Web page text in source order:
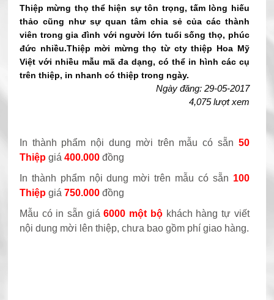
Thiệp mừng thọ thể hiện sự tôn trọng, tấm lòng hiếu
thảo cũng như sự quan tâm chia sẻ của các thành
viên trong gia đình với người lớn tuổi sống thọ, phúc
đức nhiều.Thiệp mời mừng thọ từ cty thiệp Hoa Mỹ
Việt với nhiều mẫu mã đa dạng, có thể in hình các cụ
trên thiệp, in nhanh có thiệp trong ngày.
Ngày đăng: 29-05-2017
4,075 lượt xem
In thành phẩm nội dung mời trên mẫu có sẵn 50
Thiệpgiá 400.000đồng
In thành phẩm nội dung mời trên mẫu có sẵn 100
Thiệpgiá 750.000đồng
Mẫu có in sẵn giá6000 một bộkhách hàng tự viết
nội dung mời lên thiệp, chưa bao gồm phí giao hàng.